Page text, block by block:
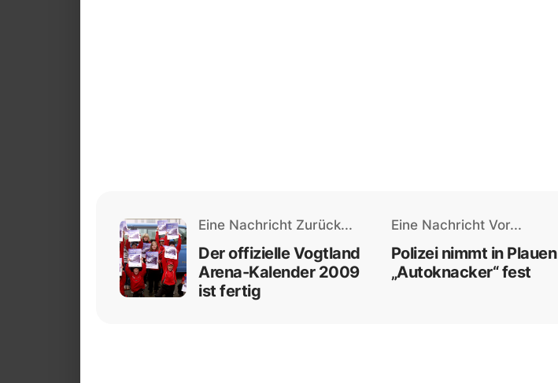
Eine Nachricht Zurück...
Der offizielle Vogtland
Arena-Kalender 2009
ist fertig
Eine Nachricht Vor...
Polizei nimmt in Plauen
„Autoknacker“ fest